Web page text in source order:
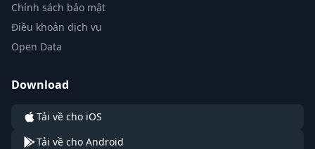
Chính sách bảo mật
Điều khoản dịch vụ
Open Data
Download
Tải về cho iOS
Tải về cho Android